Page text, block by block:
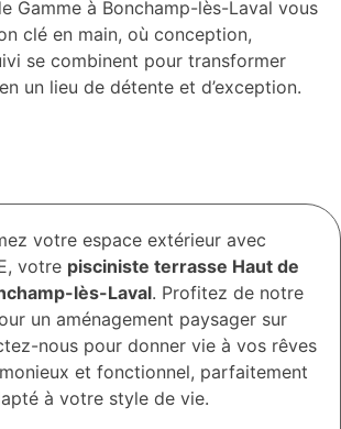
Gamme à Bonchamp-lès-Laval vous
clé en main, où conception,
se combinent pour transformer
un lieu de détente et d’exception.
votre espace extérieur avec
votre pisciniste terrasse Haut de
lès-Laval. Profitez de notre
un aménagement paysager sur
nous pour donner vie à vos rêves
et fonctionnel, parfaitement
à votre style de vie.